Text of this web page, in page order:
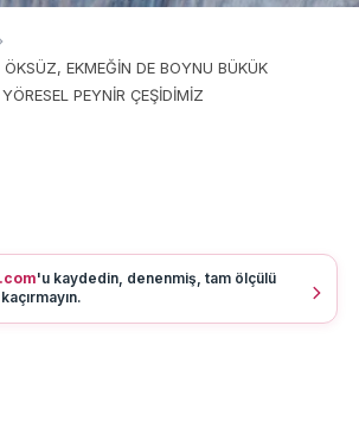
EKMEĞİN DE BOYNU BÜKÜK
PEYNİR ÇEŞİDİMİZ
'u kaydedin, denenmiş, tam ölçülü